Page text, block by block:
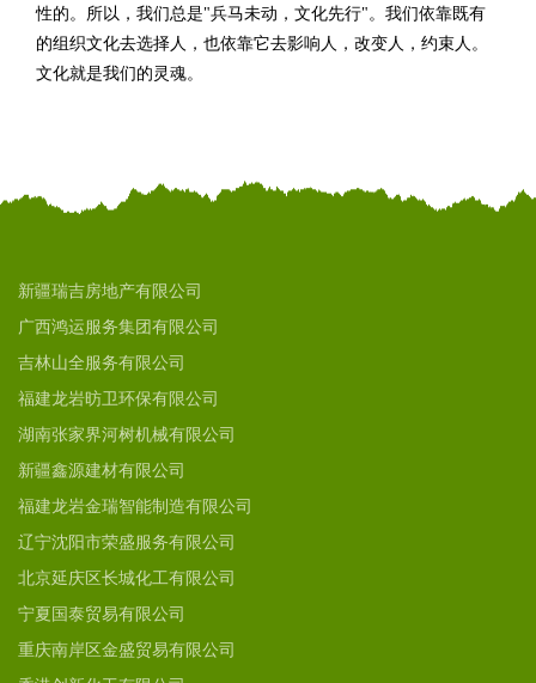
性的。所以，我们总是"兵马未动，文化先行"。我们依靠既有
的组织文化去选择人，也依靠它去影响人，改变人，约束人。
文化就是我们的灵魂。
新疆瑞吉房地产有限公司
广西鸿运服务集团有限公司
吉林山全服务有限公司
福建龙岩昉卫环保有限公司
湖南张家界河树机械有限公司
新疆鑫源建材有限公司
福建龙岩金瑞智能制造有限公司
辽宁沈阳市荣盛服务有限公司
北京延庆区长城化工有限公司
宁夏国泰贸易有限公司
重庆南岸区金盛贸易有限公司